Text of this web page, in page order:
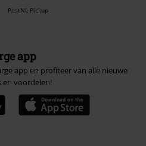
PostNL Pickup
app
app en profiteer van alle nieuwe
en voordelen!